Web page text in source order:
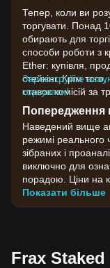
Тепер, коли ви
торгувати. Понад
обирають для
способи роботи з
Ether: купівля,
стейкінг. Крім
ставок комісій за
Зареєструйте
торгувати!
Попередження
Наведений вище
режимі реального
зібраних і
виключно для
порадою. Ціни на
волатильністю.
враховуючи власну
Показати більше
Frax Staked